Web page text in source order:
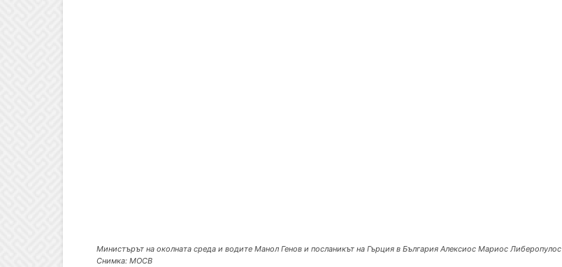
Министърът на околната среда и водите Манол Генов и посланикът на Гърция в България Алексиос Мариос Либеропулос
Снимка: МОСВ